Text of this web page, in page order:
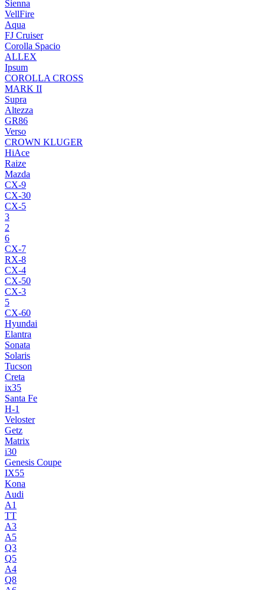
Sienna
VellFire
Aqua
FJ Cruiser
Corolla Spacio
ALLEX
Ipsum
COROLLA CROSS
MARK II
Supra
Altezza
GR86
Verso
CROWN KLUGER
HiAce
Raize
Mazda
CX-9
CX-30
CX-5
3
2
6
CX-7
RX-8
CX-4
CX-50
CX-3
5
CX-60
Hyundai
Elantra
Sonata
Solaris
Tucson
Creta
ix35
Santa Fe
H-1
Veloster
Getz
Matrix
i30
Genesis Coupe
IX55
Kona
Audi
A1
TT
A3
A5
Q3
Q5
A4
Q8